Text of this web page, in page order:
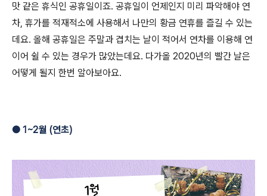
맛 같은 휴식인 공휴일이죠. 공휴일이 언제인지 미리 파악해야 연
차, 휴가를 적재적소에 사용해서 나만의 황금 연휴를 즐길 수 있는
데요. 올해 공휴일은 주말과 겹치는 날이 적어서 연차를 이용해 연
이어 쉴 수 있는 경우가 많았는데요. 다가올 2020년의 빨간 날은
어떻게 될지 한번 알아보아요.
● 1~2월 (연초)